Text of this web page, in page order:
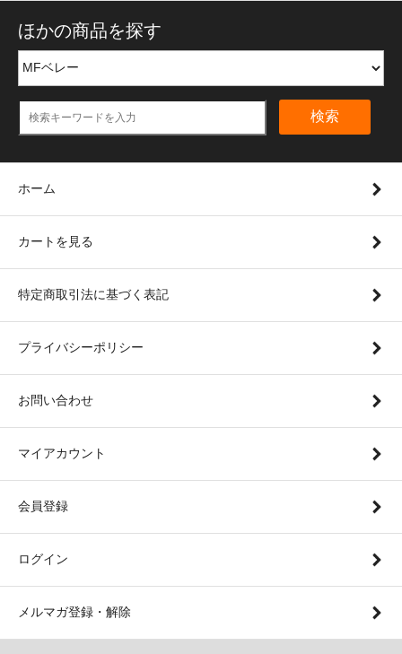
ほかの商品を探す
検索
ホーム
カートを見る
特定商取引法に基づく表記
プライバシーポリシー
お問い合わせ
マイアカウント
会員登録
ログイン
メルマガ登録・解除